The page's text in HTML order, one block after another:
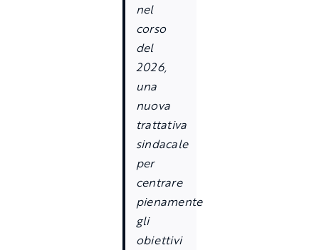
nel
corso
del
2026,
una
nuova
trattativa
sindacale
per
centrare
pienamente
gli
obiettivi